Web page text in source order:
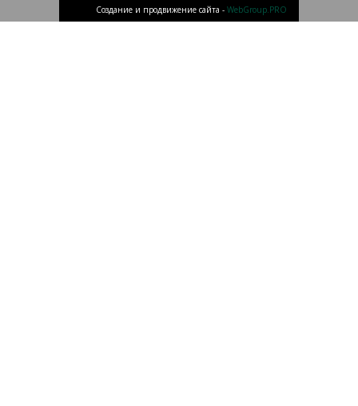
Создание и продвижение сайта - WebGroup.PRO